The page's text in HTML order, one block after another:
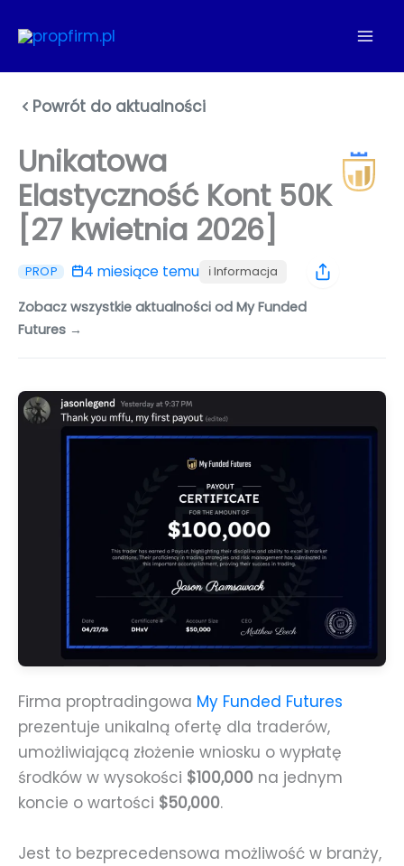
do
Powrót do aktualności
Unikatowa
Elastyczność Kont 50K
[27 kwietnia 2026]
PROP 4 miesiące temu ℹ️ Informacja
Zobacz wszystkie aktualności od My Funded
Futures →
Firma proptradingowa My Funded Futures
prezentuje unikalną ofertę dla traderów,
umożliwiającą złożenie wniosku o wypłatę
środków w wysokości $100,000 na jednym
koncie o wartości $50,000.
Jest to bezprecedensowa możliwość w branży,